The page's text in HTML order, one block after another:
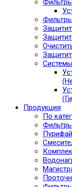
Продукция
По